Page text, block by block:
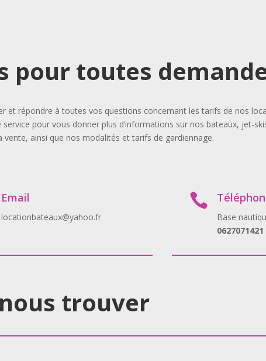
pour toutes
et répondre à toutes vos questions concernant les tarifs de nos
pour vous donner plus d’informations sur nos bateaux, jet-
vente, ainsi que nos modalités et tarifs de gardiennage.
Email
locationbateaux@yahoo.fr

Base
0627071421
trouver